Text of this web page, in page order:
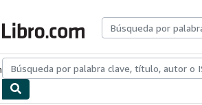
Colecciones Libros antiguosArte y